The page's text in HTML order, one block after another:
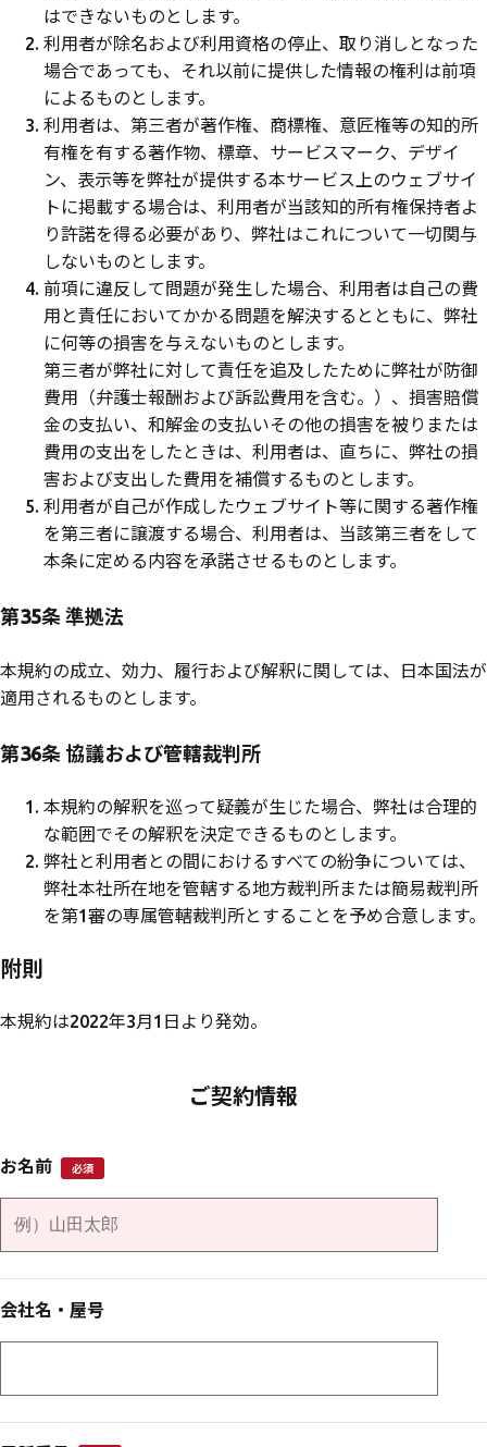
はできないものとします。
利用者が除名および利用資格の停止、取り消しとなった
場合であっても、それ以前に提供した情報の権利は前項
によるものとします。
利用者は、第三者が著作権、商標権、意匠権等の知的所
有権を有する著作物、標章、サービスマーク、デザイ
ン、表示等を弊社が提供する本サービス上のウェブサイ
トに掲載する場合は、利用者が当該知的所有権保持者よ
り許諾を得る必要があり、弊社はこれについて一切関与
しないものとします。
前項に違反して問題が発生した場合、利用者は自己の費
用と責任においてかかる問題を解決するとともに、弊社
に何等の損害を与えないものとします。
第三者が弊社に対して責任を追及したために弊社が防御
費用（弁護士報酬および訴訟費用を含む。）、損害賠償
金の支払い、和解金の支払いその他の損害を被りまたは
費用の支出をしたときは、利用者は、直ちに、弊社の損
害および支出した費用を補償するものとします。
利用者が自己が作成したウェブサイト等に関する著作権
を第三者に譲渡する場合、利用者は、当該第三者をして
本条に定める内容を承諾させるものとします。
第35条 準拠法
本規約の成立、効力、履行および解釈に関しては、日本国法が
適用されるものとします。
第36条 協議および管轄裁判所
本規約の解釈を巡って疑義が生じた場合、弊社は合理的
な範囲でその解釈を決定できるものとします。
弊社と利用者との間におけるすべての紛争については、
弊社本社所在地を管轄する地方裁判所または簡易裁判所
を第1審の専属管轄裁判所とすることを予め合意します。
附則
本規約は2022年3月1日より発効。
ご契約情報
お名前 必須
会社名・屋号